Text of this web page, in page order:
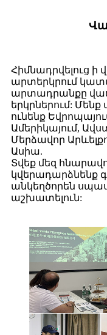
Հիմնադրվելուց ի
արտերկրում
արտադրանքը
երկրներում:
ունենք
Ամերիկայում,
Մերձավոր
Ասիա.
Տվեք մեզ
կվերադարձնենք
անկեղծորեն
աշխատելուն: